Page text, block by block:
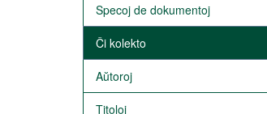
Specoj de dokumentoj
Ĉi kolekto
Aŭtoroj
Titoloj